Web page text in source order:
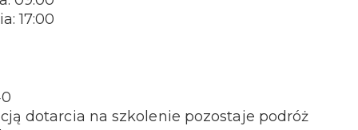
17:00
dotarcia na szkolenie pozostaje podróż